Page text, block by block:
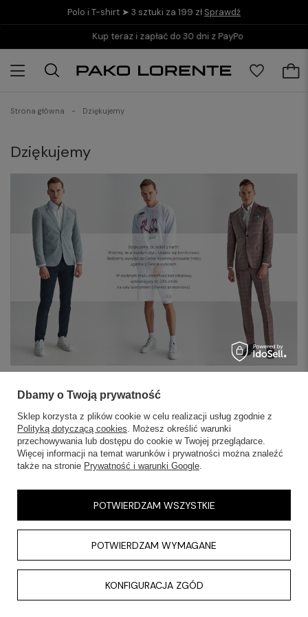
Polo i T-shirt ➤ 3 sztuki za 199 zł Sprawdź
Kup teraz i zapłać do 30 dni z PayPo
Strona główna Dziękujemy
Dziękujemy
SKLEPY STACJONARNE
Dbamy o Twoją prywatność
Sklep korzysta z plików cookie w celu realizacji usług zgodnie z
Polityką dotyczącą cookies. Możesz określić warunki
przechowywania lub dostępu do cookie w Twojej przeglądarce.
Więcej informacji na temat warunków i prywatności można znaleźć
także na stronie Prywatność i warunki Google.
POTWIERDZAM WYMAGANE
KONFIGURACJA ZGÓD
POTWIERDZAM WSZYSTKIE